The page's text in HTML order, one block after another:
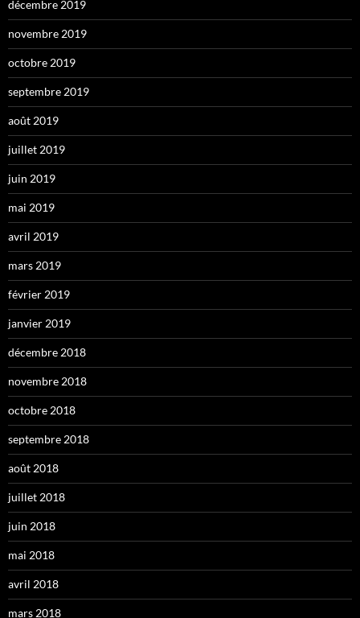
décembre 2019
novembre 2019
octobre 2019
septembre 2019
août 2019
juillet 2019
juin 2019
mai 2019
avril 2019
mars 2019
février 2019
janvier 2019
décembre 2018
novembre 2018
octobre 2018
septembre 2018
août 2018
juillet 2018
juin 2018
mai 2018
avril 2018
mars 2018